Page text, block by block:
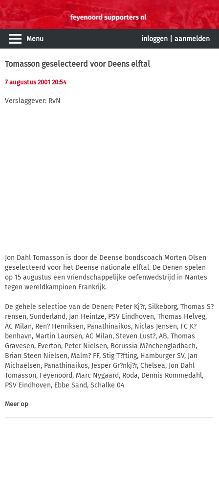
Menu inloggen aanmelden
Tomasson geselecteerd voor Deens elftal
7 augustus 2001 20:54
Verslaggever: RvN
Jon Dahl Tomasson is door de Deense bondscoach Morten Olsen
geselecteerd voor het Deense nationale elftal. De Denen spelen
op 15 augustus een vriendschappelijke oefenwedstrijd in Nantes
tegen wereldkampioen Frankrijk.
De gehele selectioe van de Denen: Peter Kj?r, Silkeborg, Thomas S?
rensen, Sunderland, Jan Heintze, PSV Eindhoven, Thomas Helveg,
AC Milan, Ren? Henriksen, Panathinaikos, Niclas Jensen, FC K?
benhavn, Martin Laursen, AC Milan, Steven Lust?, AB, Thomas
Gravesen, Everton, Peter Nielsen, Borussia M?nchengladbach,
Brian Steen Nielsen, Malm? FF, Stig T?fting, Hamburger SV, Jan
Michaelsen, Panathinaikos, Jesper Gr?nkj?r, Chelsea, Jon Dahl
Tomasson, Feyenoord, Marc Nygaard, Roda, Dennis Rommedahl,
PSV Eindhoven, Ebbe Sand, Schalke 04
Meer op